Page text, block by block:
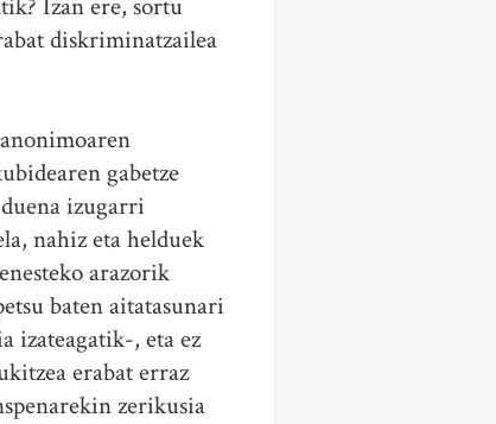
Izan ere, sortu
diskriminatzailea
gabetze
izugarri
nahiz eta helduek
arazorik
baten aitatasunari
izateagatik-, eta ez
erabat erraz
zerikusia